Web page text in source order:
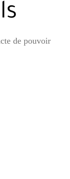
de pouvoir